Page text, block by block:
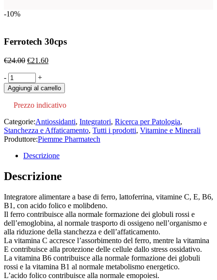
-10%
Ferrotech 30cps
€24.00 Il
originale
era:
€24.00.
€21.60Il
è:
€21.60.
Ferrotech
30cps
quantity
- +
Aggiungi al carrello
Prezzo indicativo
Categorie:Antiossidanti, Integratori, Ricerca per Patologia,
Stanchezza e Affaticamento, Tutti i prodotti, Vitamine e Minerali
Produttore:Piemme Pharmatech
Descrizione
Descrizione
Integratore alimentare a base di ferro, lattoferrina, vitamine C, E, B6,
B1, con acido folico e molibdeno.
Il ferro contribuisce alla normale formazione dei globuli rossi e
dell’emoglobina, al normale trasporto di ossigeno nell’organismo e
alla riduzione della stanchezza e dell’affaticamento.
La vitamina C accresce l’assorbimento del ferro, mentre la vitamina
E contribuisce alla protezione delle cellule dallo stress ossidativo.
La vitamina B6 contribuisce alla normale formazione dei globuli
rossi e la vitamina B1 al normale metabolismo energetico.
L’acido folico contribuisce alla normale emopoiesi.